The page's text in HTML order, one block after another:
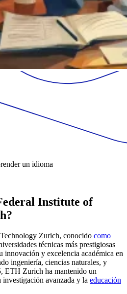
un idioma
Institute of
Zurich, conocido como
técnicas más prestigiosas
innovación y excelencia académica en
ingeniería, ciencias naturales, y
ETH Zurich ha mantenido un
avanzada y la educación